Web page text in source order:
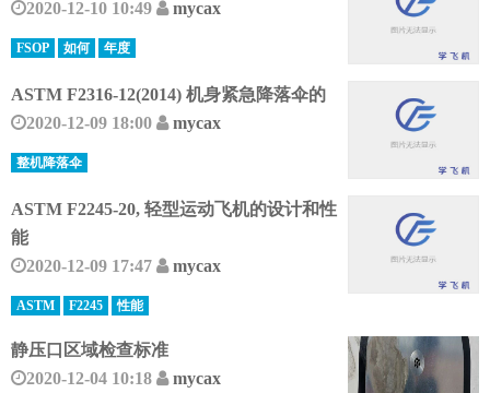
2020-12-10 10:49
mycax
FSOP 如何 年度
ASTM F2316-12(2014) 机身紧急降落伞的
2020-12-09 18:00
mycax
整机降落伞
ASTM F2245-20, 轻型运动飞机的设计和性
能
2020-12-09 17:47
mycax
ASTM F2245 性能
静压口区域检查标准
2020-12-04 10:18
mycax